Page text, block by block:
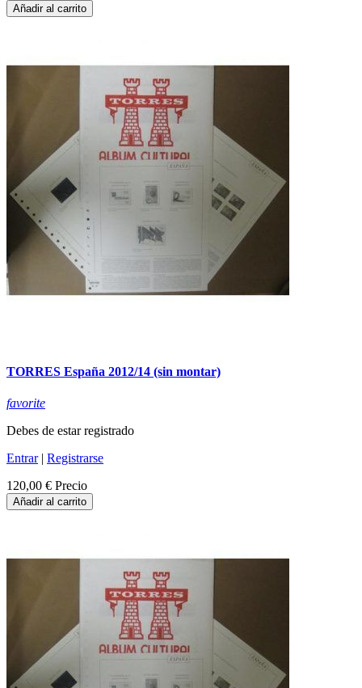
Añadir al carrito
TORRES España 2012/14 (sin montar)
favorite
Debes de estar registrado
Entrar| Registrarse
120,00 € Precio
Añadir al carrito